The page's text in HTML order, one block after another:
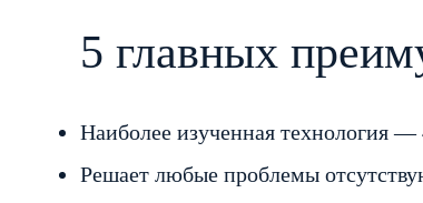
5 главных
Наиболее изученная технология
Решает любые проблемы